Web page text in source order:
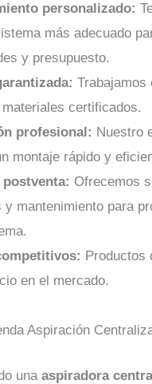
personalizado:
más adecuado
y presupuesto.
Trabajamos
certificados.
profesional: Nuestro
montaje rápido y
Ofrecemos
y mantenimiento para
Productos
en el mercado.
Aspiración
una aspiradora